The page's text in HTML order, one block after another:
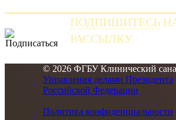
ПОДПИШИТЕСЬ
РАССЫЛКУ
© 2026 ФГБУ Клинический
Управления делами Президента
Российской Федерации
Политика конфиденциальности